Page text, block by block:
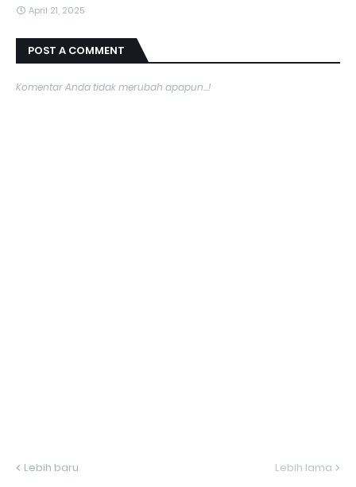
April 21, 2025
POST A COMMENT
Komentar Anda tidak merubah apapun...!
Lebih baru Lebih lama